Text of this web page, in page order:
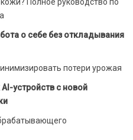
о себе без откладывания
потери урожая
устройств с новой